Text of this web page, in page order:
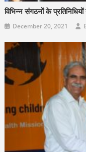
विभिन्न संगठनों के
December 20, 2021